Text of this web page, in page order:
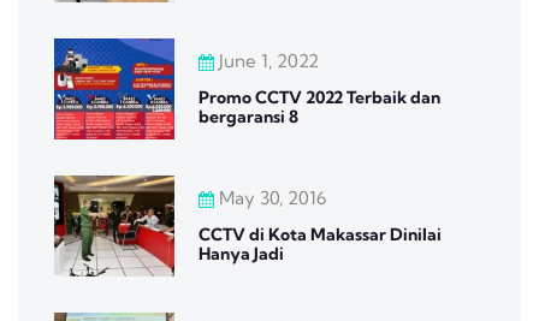
June 1, 2022
Promo CCTV 2022 Terbaik dan
bergaransi 8
May 30, 2016
CCTV di Kota Makassar Dinilai
Hanya Jadi